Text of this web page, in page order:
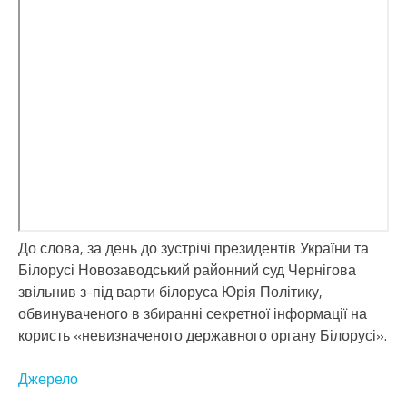
До слова, за день до зустрічі президентів України та
Білорусі Новозаводський районний суд Чернігова
звільнив з-під варти білоруса Юрія Політику,
обвинуваченого в збиранні секретної інформації на
користь «невизначеного державного органу Білорусі».
Джерело